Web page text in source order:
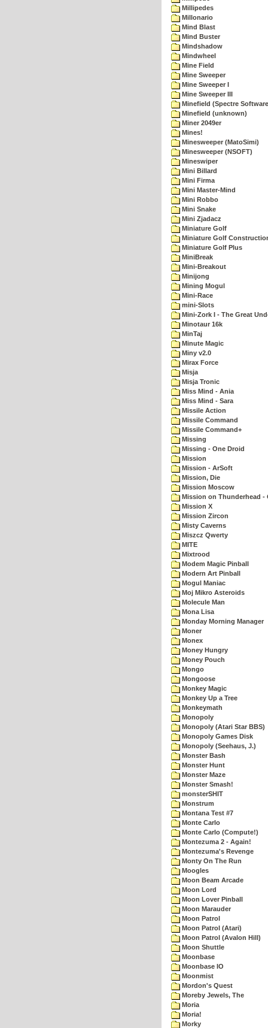
Millipedes
Millonario
Mind Blast
Mind Buster
Mindshadow
Mindwheel
Mine Field
Mine Sweeper
Mine Sweeper I
Mine Sweeper III
Minefield (Spectre
Minefield (unknown)
Miner 2049er
Mines!
Minesweeper (MatoSimi)
Minesweeper (NSOFT)
Mineswiper
Mini Billard
Mini Firma
Mini Master-Mind
Mini Robbo
Mini Snake
Mini Zjadacz
Miniature Golf
Miniature Golf
Miniature Golf Plus
MiniBreak
Mini-Breakout
Minijong
Mining Mogul
Mini-Race
mini-Slots
Mini-Zork I - The Great
Minotaur 16k
MinTaj
Minute Magic
Miny v2.0
Mirax Force
Misja
Misja Tronic
Miss Mind - Ania
Miss Mind - Sara
Missile Action
Missile Command
Missile Command+
Missing
Missing - One Droid
Mission
Mission - ArSoft
Mission, Die
Mission Moscow
Mission on Thunderhead -
Mission X
Mission Zircon
Misty Caverns
Miszcz Qwerty
MITE
Mixtrood
Modem Magic Pinball
Modern Art Pinball
Mogul Maniac
Moj Mikro Asteroids
Molecule Man
Mona Lisa
Monday Morning Manager
Moner
Monex
Money Hungry
Money Pouch
Mongo
Mongoose
Monkey Magic
Monkey Up a Tree
Monkeymath
Monopoly
Monopoly (Atari Star BBS)
Monopoly Games Disk
Monopoly (Seehaus, J.)
Monster Bash
Monster Hunt
Monster Maze
Monster Smash!
monsterSHIT
Monstrum
Montana Test #7
Monte Carlo
Monte Carlo (Compute!)
Montezuma 2 - Again!
Montezuma's Revenge
Monty On The Run
Moogles
Moon Beam Arcade
Moon Lord
Moon Lover Pinball
Moon Marauder
Moon Patrol
Moon Patrol (Atari)
Moon Patrol (Avalon Hill)
Moon Shuttle
Moonbase
Moonbase IO
Moonmist
Mordon's Quest
Moreby Jewels, The
Moria
Moria!
Morky